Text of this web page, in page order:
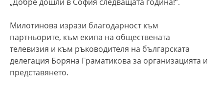
Милотинова изрази благодарност към
партньорите, към екипа на обществената
телевизия и към ръководителя на българската
делегация Боряна Граматикова за организацията и
представянето.